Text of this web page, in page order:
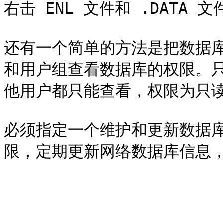
右击 ENL 文件和 .DATA 文
还有一个简单的方法是把数据
和用户组查看数据库的权限。
他用户都只能查看，权限为只
必须指定一个维护和更新数据